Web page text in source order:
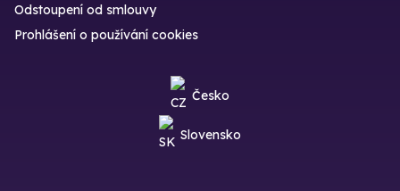
Odstoupení od smlouvy
Prohlášení o používání cookies
Česko
Slovensko